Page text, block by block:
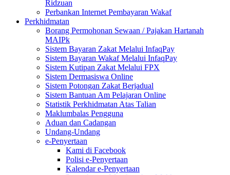
Ridzuan
Perbankan Internet Pembayaran Wakaf
Perkhidmatan
Borang Permohonan Sewaan / Pajakan Hartanah
MAIPk
Sistem Bayaran Zakat Melalui InfaqPay
Sistem Bayaran Wakaf Melalui InfaqPay
Sistem Kutipan Zakat Melalui FPX
Sistem Dermasiswa Online
Sistem Potongan Zakat Berjadual
Sistem Bantuan Am Pelajaran Online
Statistik Perkhidmatan Atas Talian
Maklumbalas Pengguna
Aduan dan Cadangan
Undang-Undang
e-Penyertaan
Kami di Facebook
Polisi e-Penyertaan
Kalendar e-Penyertaan